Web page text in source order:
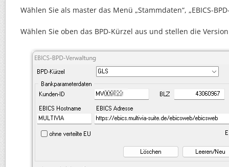
Wählen Sie als master das Menü „Stammdaten“, „EBICS-
Wählen Sie oben das BPD-Kürzel aus und stellen die